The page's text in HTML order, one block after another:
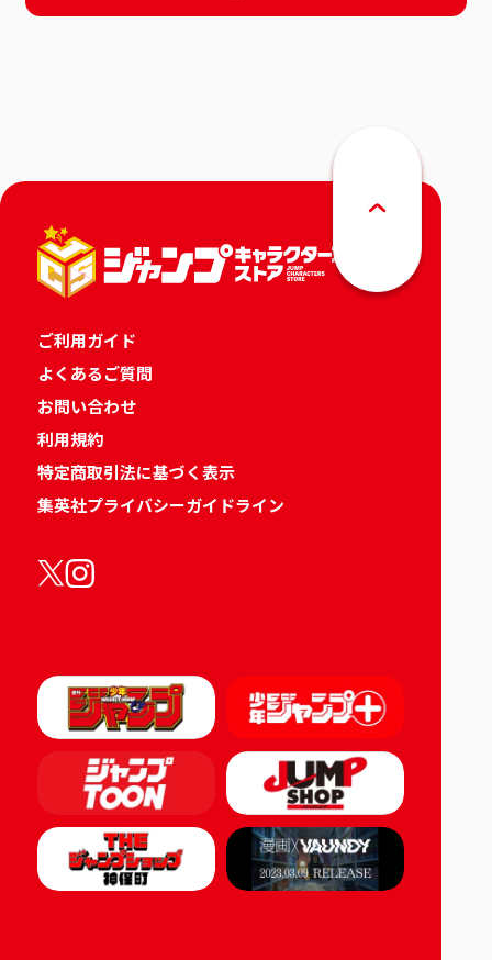
ご利用ガイド
よくあるご質問
お問い合わせ
利用規約
特定商取引法に基づく表示
集英社プライバシーガイドライン